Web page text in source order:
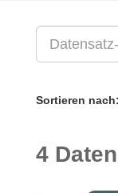
Sortieren nach
4